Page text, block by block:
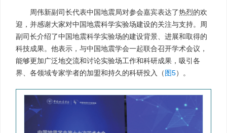
周伟新副司长代表中国地震局对参会嘉宾表达了热烈的欢
迎，并感谢大家对中国地震科学实验场建设的关注与支持。周
副司长介绍了中国地震科学实验场的建设背景、进展和取得的
科技成果。他表示，与中国地震学会一起联合召开学术会议，
能够更加广泛地交流和讨论实验场工作和科研成果，吸引各
界、各领域专家学者的加盟和持久的科研投入（图5）。